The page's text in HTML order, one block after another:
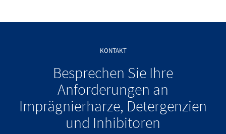
KONTAKT
Besprechen Sie Ihre
Anforderungen an
Imprägnierharze, Detergenzien
und Inhibitoren